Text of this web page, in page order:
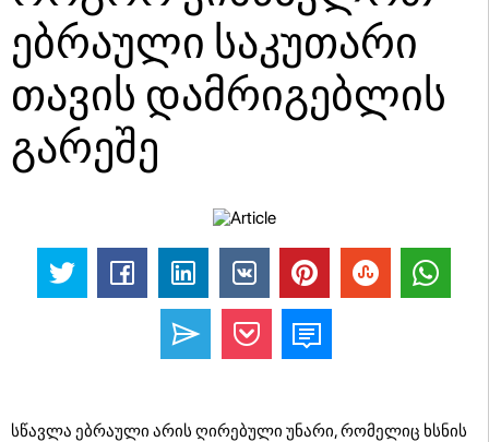
ებრაული საკუთარი
თავის დამრიგებლის
გარეშე
სწავლა ებრაული არის ღირებული უნარი, რომელიც ხსნის